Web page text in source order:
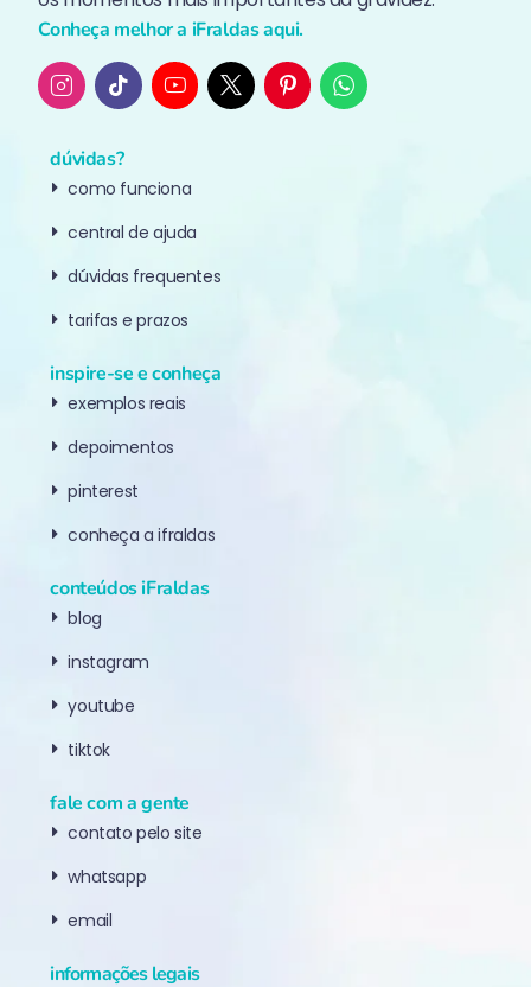
Conheça melhor a iFraldas aqui.
dúvidas?
como funciona
central de ajuda
dúvidas frequentes
tarifas e prazos
inspire-se e conheça
exemplos reais
depoimentos
pinterest
conheça a ifraldas
conteúdos iFraldas
blog
instagram
youtube
tiktok
fale com a gente
contato pelo site
whatsapp
email
informações legais